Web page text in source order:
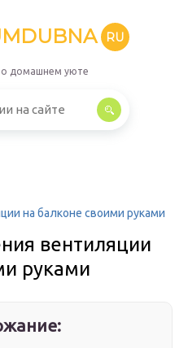
RU
о домашнем уюте
на балконе своими руками
вентиляции
руками